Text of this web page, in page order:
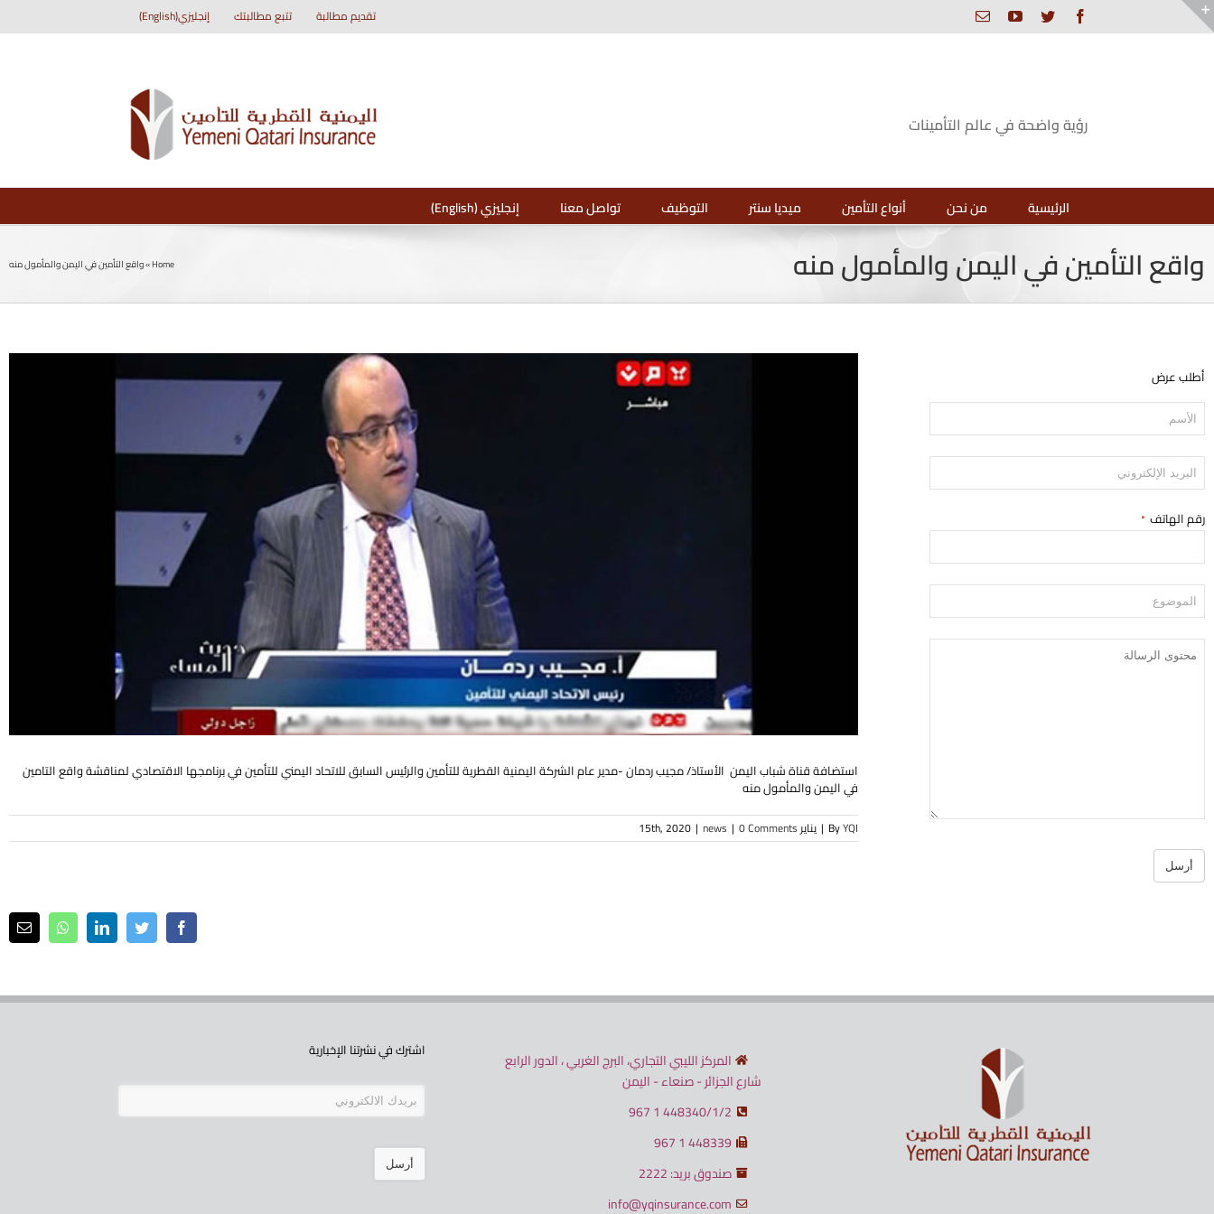
Skip
to
Facebook
Twitter
YouTube
Email تقديم مطالبة تتبع مطالبتك إنجليزي(English)
رؤية واضحة في عالم التأمينات
الرئيسية من نحن أنواع التأمين ميديا سنتر التوظيف تواصل معنا إنجليزي (English)
واقع التأمين في اليمن والمأمول منه Home
»واقع التأمين في اليمن والمأمول منه
View
استضافة قناة شباب اليمن الأستاذ/ مجيب ردمان -مدير عام الشركة اليمنية القطرية للتأمين والرئيس السابق للاتحاد اليمني للتأمين في برنامجها الاقتصادي لمناقشة واقع التامين
في اليمن والمأمول منه
ByYQI
| يناير 15th, 2020 | news | 0 Comments
Facebook
Twitter
LinkedIn
Whatsapp
أطلب عرض
رقم الهاتف *
أرسل
المركز الليبي التجاري، البرج الغربي ، الدور الرابع
شارع الجزائر - صنعاء - اليمن
448340/1/2 1 967
448339 1 967
صندوق بريد: 2222
info@yqinsurance.com
اشترك في نشرتنا الإخبارية
أرسل
Toggle